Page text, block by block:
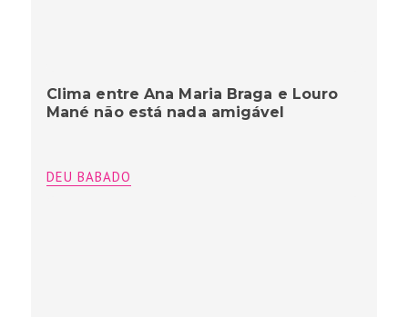
Clima entre Ana Maria Braga e Louro
Mané não está nada amigável
DEU BABADO